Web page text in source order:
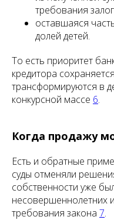
требования
оставшаяся
долей детей.
То есть приоритет
кредитора
трансформируются в
конкурсной массе 6.
Когда продажу
Есть и обратные
суды отменяли
собственности уже
несовершеннолетних
требования закона 7.